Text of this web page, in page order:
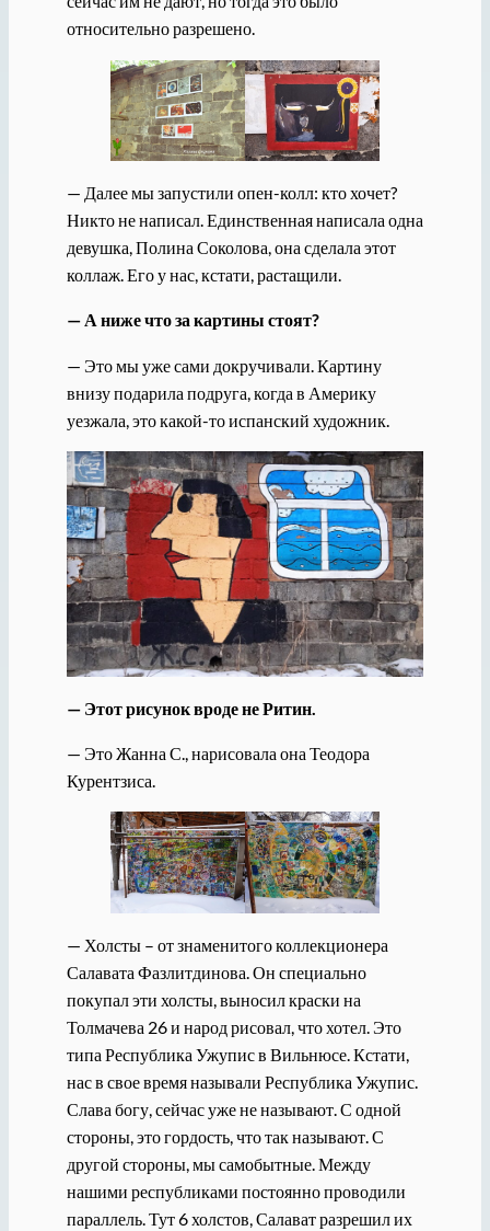
относительно разрешено.
— Далее мы запустили опен-колл: кто хочет?
Никто не написал. Единственная написала одна
девушка, Полина Соколова, она сделала этот
коллаж. Его у нас, кстати, растащили.
— А ниже что за картины стоят?
— Это мы уже сами докручивали. Картину
внизу подарила подруга, когда в Америку
уезжала, это какой-то испанский художник.
— Этот рисунок вроде не Ритин.
— Это Жанна С., нарисовала она Теодора
Курентзиса.
— Холсты – от знаменитого коллекционера
Салавата Фазлитдинова. Он специально
покупал эти холсты, выносил краски на
Толмачева 26 и народ рисовал, что хотел. Это
типа Республика Ужупис в Вильнюсе. Кстати,
нас в свое время называли Республика Ужупис.
Слава богу, сейчас уже не называют. С одной
стороны, это гордость, что так называют. С
другой стороны, мы самобытные. Между
нашими республиками постоянно проводили
параллель. Тут 6 холстов, Салават разрешил их